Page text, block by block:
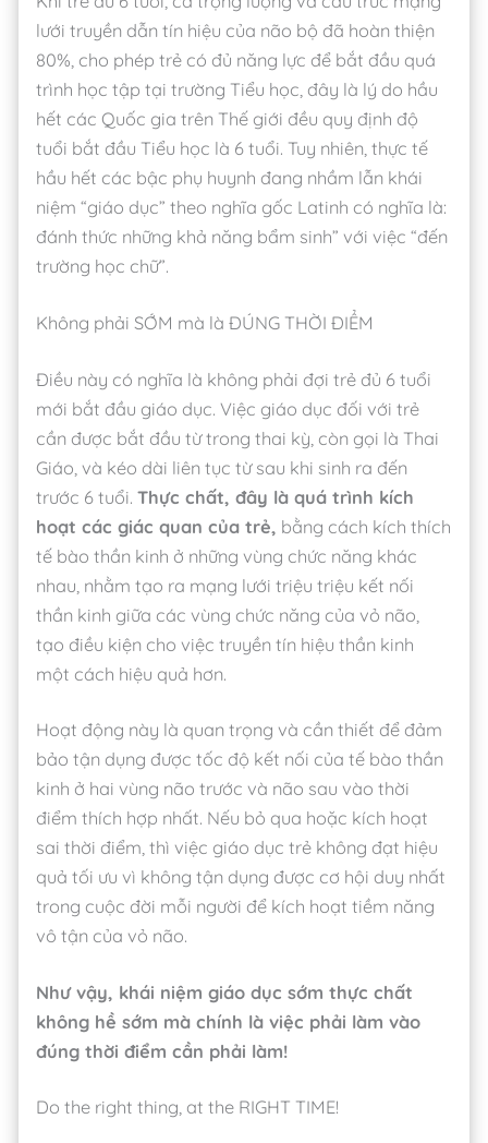
lưới truyền dẫn tín hiệu của não bộ đã hoàn thiện
80%, cho phép trẻ có đủ năng lực để bắt đầu quá
trình học tập tại trường Tiểu học, đây là lý do hầu
hết các Quốc gia trên Thế giới đều quy định độ
tuổi bắt đầu Tiểu học là 6 tuổi. Tuy nhiên, thực tế
hầu hết các bậc phụ huynh đang nhầm lẫn khái
niệm “giáo dục” theo nghĩa gốc Latinh có nghĩa là:
đánh thức những khả năng bẩm sinh” với việc “đến
trường học chữ”.
Không phải SỚM mà là ĐÚNG THỜI ĐIỂM
Điều này có nghĩa là không phải đợi trẻ đủ 6 tuổi
mới bắt đầu giáo dục. Việc giáo dục đối với trẻ
cần được bắt đầu từ trong thai kỳ, còn gọi là Thai
Giáo, và kéo dài liên tục từ sau khi sinh ra đến
trước 6 tuổi.Thực chất, đây là quá trình kích
hoạt các giác quan của trẻ, bằng cách kích thích
tế bào thần kinh ở những vùng chức năng khác
nhau, nhằm tạo ra mạng lưới triệu triệu kết nối
thần kinh giữa các vùng chức năng của vỏ não,
tạo điều kiện cho việc truyền tín hiệu thần kinh
một cách hiệu quả hơn.
Hoạt động này là quan trọng và cần thiết để đảm
bảo tận dụng được tốc độ kết nối của tế bào thần
kinh ở hai vùng não trước và não sau vào thời
điểm thích hợp nhất. Nếu bỏ qua hoặc kích hoạt
sai thời điểm, thì việc giáo dục trẻ không đạt hiệu
quả tối ưu vì không tận dụng được cơ hội duy nhất
trong cuộc đời mỗi người để kích hoạt tiềm năng
vô tận của vỏ não.
Như vậy, khái niệm giáo dục sớm thực chất
không hề sớm mà chính là việc phải làm vào
đúng thời điểm cần phải làm!
Do the right thing, at the RIGHT TIME!